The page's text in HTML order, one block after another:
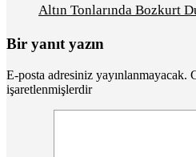
Altın Tonlarında Bozkurt
Bir yanıt yazın
E-posta adresiniz yayınlanmayacak.
işaretlenmişlerdir